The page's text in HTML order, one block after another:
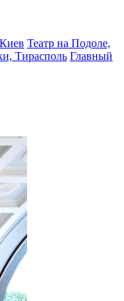
Театр на Подоле,
Тирасполь Главный